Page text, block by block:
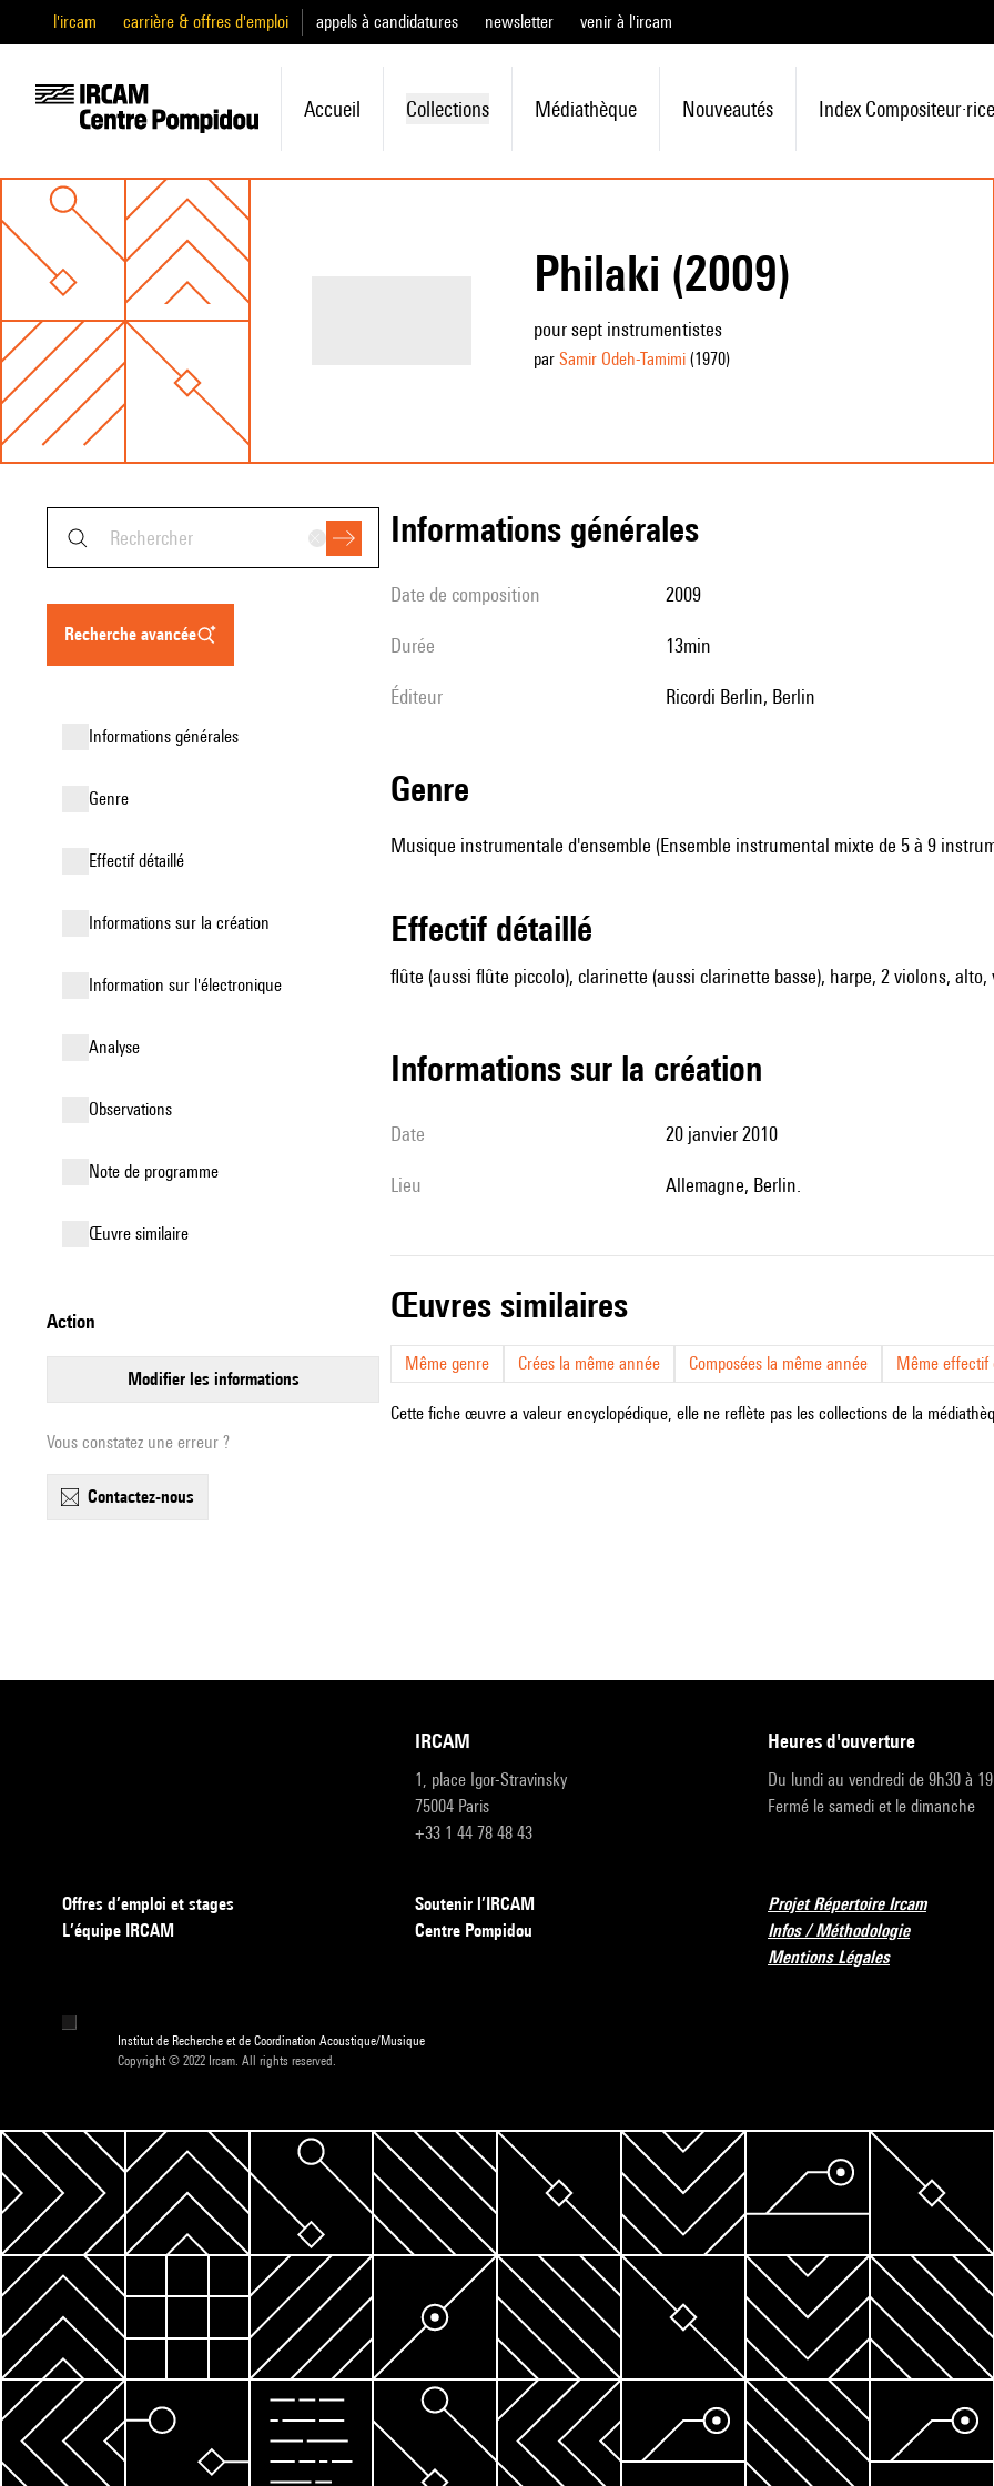
l'ircam carrière & offres d'emploi appels à candidatures newsletter venir à l'ircam
Accueil Collections Médiathèque Nouveautés Index Compositeur·rice
Philaki (2009)
pour sept instrumentistes
par Samir Odeh-Tamimi(1970)
recherche avancée
informations générales
genre
effectif détaillé
informations sur la création
Information sur l'électronique
analyse
observations
Note de programme
œuvre similaire
action
modifier les informations
Vous constatez une erreur ?
contactez-nous
informations générales
date de composition 2009
durée 13min
éditeur Ricordi Berlin, Berlin
genre
Musique instrumentale d'ensemble (Ensemble instrumental mixte de 5 à 9
effectif détaillé
flûte (aussi flûte piccolo), clarinette (aussi clarinette basse), harpe, 2 violons, alto,
informations sur la création
date 20 janvier 2010
lieu Allemagne, Berlin.
œuvres similaires
Même genre Crées la même année Composées la même année Même effectif
Cette fiche œuvre a valeur encyclopédique, elle ne reflète pas les collections de la
IRCAM
1, place Igor-Stravinsky
75004 Paris
+33 1 44 78 48 43
heures d'ouverture
Du lundi au vendredi de 9h30 à
Fermé le samedi et le dimanche
Offres d’emploi et stages
L’équipe IRCAM
Soutenir l’IRCAM
Centre Pompidou
Projet Répertoire Ircam
Infos / Méthodologie
Mentions Légales
Institut de Recherche et de Coordination Acoustique/Musique
Copyright © 2022 Ircam. All rights reserved.